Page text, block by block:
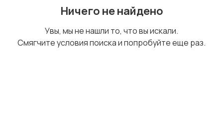
Ничего не найдено
Увы, мы не нашли то, что вы искали.
Смягчите условия поиска и попробуйте еще раз.